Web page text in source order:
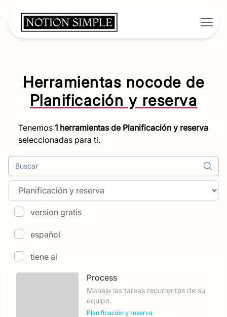
Herramientas nocode de
Planificación y reserva
Tenemos 1 herramientas de Planificación y reserva
seleccionadas para ti.
Buscar
version gratis
español
tiene ai
Process
Maneje las tareas recurrentes de su
equipo.
Planificación y reserva